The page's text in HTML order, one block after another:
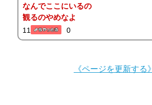
なんでここにいるの
観るのやめなよ
11 0
《ページを更新する》